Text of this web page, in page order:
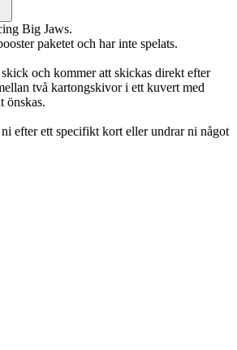
Big Jaws.
paketet och har inte spelats.
och kommer att skickas direkt efter
två kartongskivor i ett kuvert med
önskas.
efter ett specifikt kort eller undrar ni något